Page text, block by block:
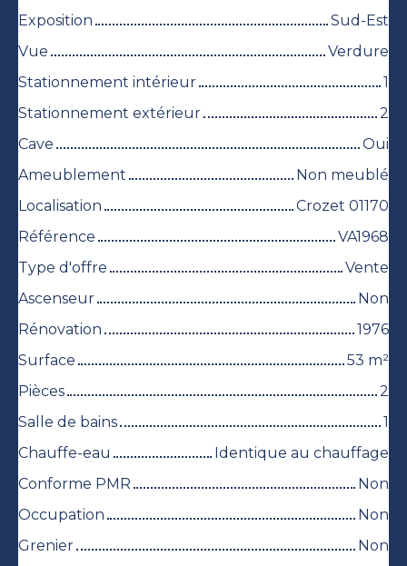
Exposition
Sud-Est
Vue
Verdure
Stationnement intérieur
1
Stationnement extérieur
2
Cave
Oui
Ameublement
Non meublé
Localisation
Crozet 01170
Référence
VA1968
Type d'offre
Vente
Ascenseur
Non
Rénovation
1976
Surface
53 m²
Pièces
2
Salle de bains
1
Chauffe-eau
Identique au chauffage
Conforme PMR
Non
Occupation
Non
Grenier
Non